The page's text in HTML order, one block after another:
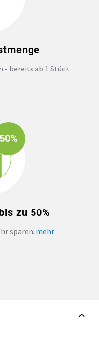
- bereits ab 1 Stück
50%
zu 50%
sparen. mehr